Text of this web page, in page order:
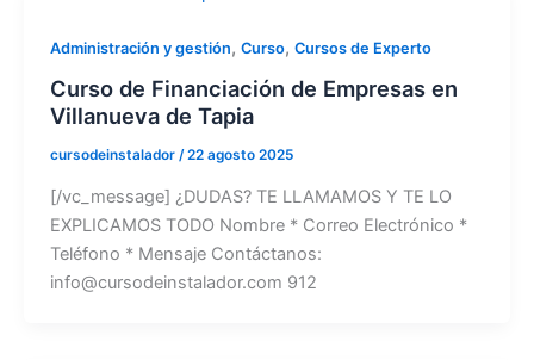
Administración y gestión, Curso, Cursos de Experto
Curso de Financiación de Empresas en
Villanueva de Tapia
cursodeinstalador /22 agosto 2025
[/vc_message] ¿DUDAS? TE LLAMAMOS Y TE LO
EXPLICAMOS TODO Nombre * Correo Electrónico *
Teléfono * Mensaje Contáctanos:
info@cursodeinstalador.com 912